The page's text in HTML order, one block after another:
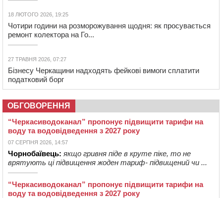
18 ЛЮТОГО 2026, 19:25
Чотири години на розморожування щодня: як просувається
ремонт колектора на Го...
27 ТРАВНЯ 2026, 07:27
Бізнесу Черкащини надходять фейкові вимоги сплатити
податковий борг
ОБГОВОРЕННЯ
“Черкасиводоканал” пропонує підвищити тарифи на
воду та водовідведення з 2027 року
07 СЕРПНЯ 2026, 14:57
Чорнобаївець: якщо гривня піде в круте піке, то не
врятують ці підвищення жоден тариф- підвищений чи ...
“Черкасиводоканал” пропонує підвищити тарифи на
воду та водовідведення з 2027 року